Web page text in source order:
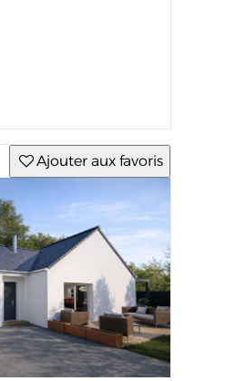
Ajouter aux favoris